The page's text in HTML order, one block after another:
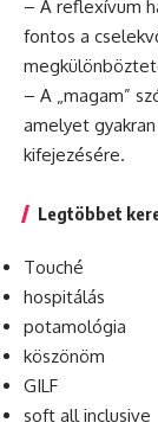
– A reflexívum
fontos a
– A „magam”
amelyet
kifejezésére.
Legtöbbet
Touché
hospitálás
potamológia
köszönöm
GILF
soft all inclusive